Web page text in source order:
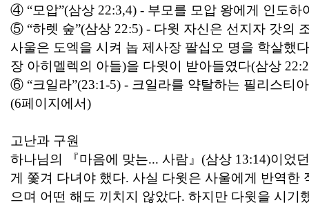
④ “모압”(삼상 22:3,4) - 부모를 모압 왕에게 인도하
⑤ “하렛 숲”(삼상 22:5) - 다윗 자신은 선지자 갓의
사울은 도엑을 시켜 놉 제사장 팔십오 명을 학살했다
장 아히멜렉의 아들)을 다윗이 받아들였다(삼상
⑥ “크일라”(23:1-5) - 크일라를 약탈하는 필리스티
(6페이지에서)
고난과 구원
하나님의
『마음에 맞는... 사람 』 (삼상 13:14)이었
게 쫓겨 다녀야 했다. 사실 다윗은 사울에게 반역한
으며 어떤 해도 끼치지 않았다. 하지만 다윗을 시기